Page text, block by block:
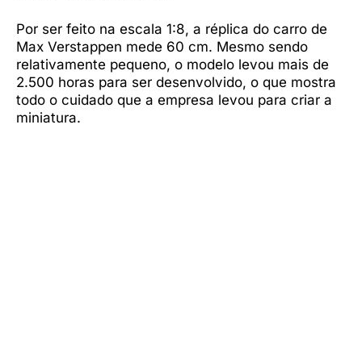
Por ser feito na escala 1:8, a réplica do carro de
Max Verstappen mede 60 cm. Mesmo sendo
relativamente pequeno, o modelo levou mais de
2.500 horas para ser desenvolvido, o que mostra
todo o cuidado que a empresa levou para criar a
miniatura.